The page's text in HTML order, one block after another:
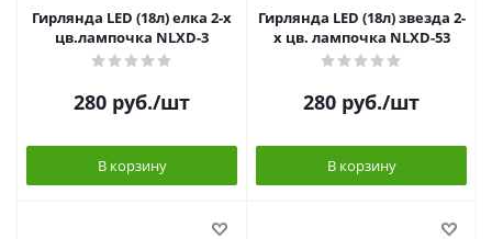
Гирлянда LED (18л) елка 2-х
цв.лампочка NLXD-3
280 руб./шт
В корзину
Гирлянда LED (18л) звезда 2-
х цв. лампочка NLXD-53
280 руб./шт
В корзину